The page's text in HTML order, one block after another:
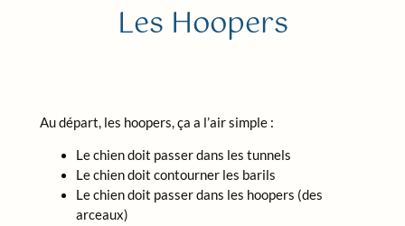
Les Hoopers
Au départ, les hoopers, ça a l’air simple :
Le chien doit passer dans les tunnels
Le chien doit contourner les barils
Le chien doit passer dans les hoopers (des
arceaux)